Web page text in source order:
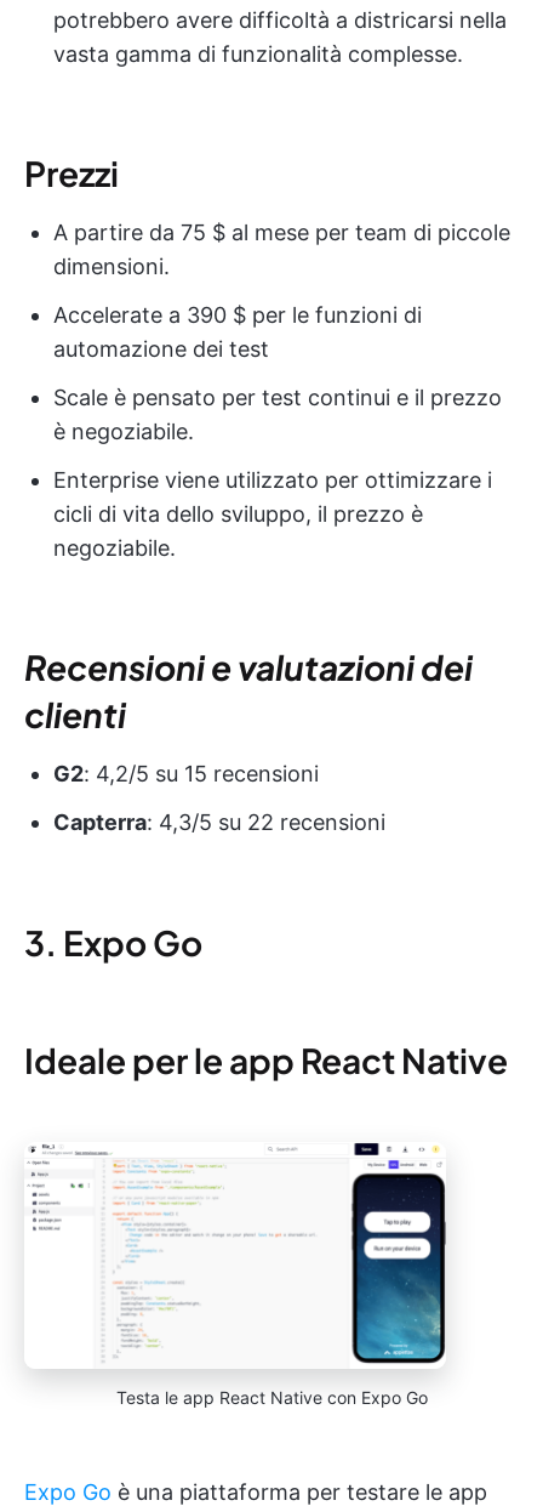
potrebbero avere difficoltà a districarsi nella
vasta gamma di funzionalità complesse.
Prezzi
A partire da 75 $ al mese per team di piccole
dimensioni.
Accelerate a 390 $ per le funzioni di
automazione dei test
Scale è pensato per test continui e il prezzo
è negoziabile.
Enterprise viene utilizzato per ottimizzare i
cicli di vita dello sviluppo, il prezzo è
negoziabile.
Recensioni e valutazioni dei
clienti
G2: 4,2/5 su 15 recensioni
Capterra: 4,3/5 su 22 recensioni
3. Expo Go
Ideale per le app React Native
Testa le app React Native con Expo Go
Expo Go è una piattaforma per testare le app